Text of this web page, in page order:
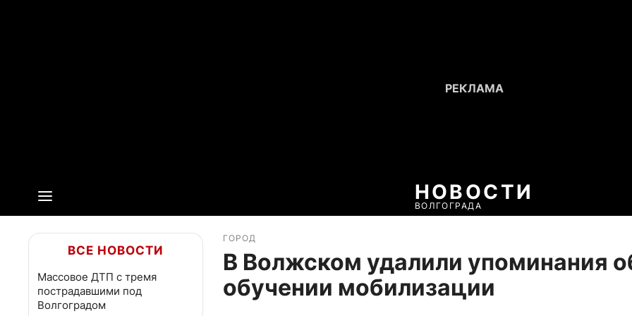
НОВОСТИ
ВОЛГОГРАДА
ВСЕ НОВОСТИ
Массовое ДТП с тремя
пострадавшими под
Волгоградом
ГОРОД
В Волжском удалили упоминания
обучении мобилизации